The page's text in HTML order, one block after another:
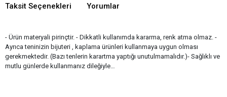
Taksit Seçenekleri Yorumlar
- Ürün materyali pirinçtir. - Dikkatli kullanımda kararma, renk atma olmaz. -
Ayrıca teninizin bijuteri , kaplama ürünleri kullanmaya uygun olması
gerekmektedir. (Bazı tenlerin karartma yaptığı unutulmamalıdır.)- Sağlıklı ve
mutlu günlerde kullanmanız dileğiyle…